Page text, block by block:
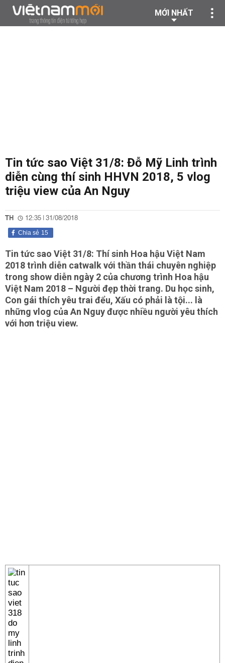
MỚI NHẤT
Tin tức sao Việt 31/8: Đỗ Mỹ Linh trình
diễn cùng thí sinh HHVN 2018, 5 vlog
triệu view của An Nguy
TH 12:35 | 31/08/2018
15
Chia sẻ
Tin tức sao Việt 31/8: Thí sinh Hoa hậu Việt Nam
2018 trình diễn catwalk với thần thái chuyên nghiệp
trong show diễn ngày 2 của chương trình Hoa hậu
Việt Nam 2018 – Người đẹp thời trang. Du học sinh,
Con gái thích yêu trai đểu, Xấu có phải là tội... là
những vlog của An Nguy được nhiều người yêu thích
với hơn triệu view.